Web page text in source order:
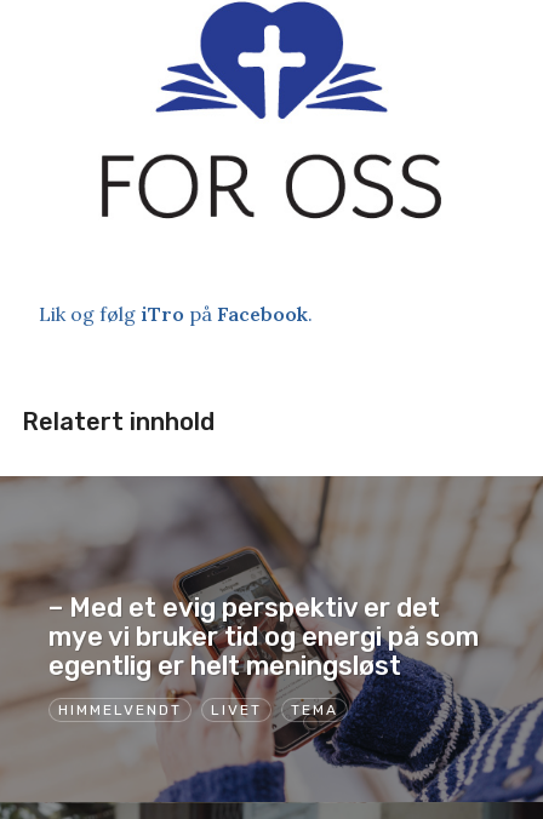
Lik og følg iTro på Facebook.
Relatert innhold
HIMMELVENDT LIVET TEMA
– Med et evig perspektiv er det
mye vi bruker tid og energi på som
egentlig er helt meningsløst